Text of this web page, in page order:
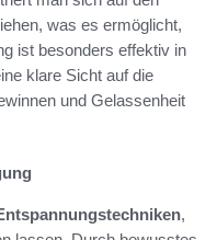
was es ermöglicht,
ist besonders effektiv in
klare Sicht auf die
und Gelassenheit
,